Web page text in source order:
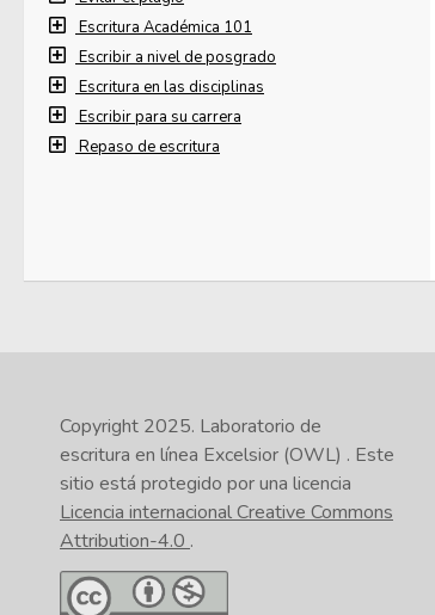
Escritura Académica 101
Escribir a nivel de posgrado
Escritura en las disciplinas
Escribir para su carrera
Repaso de escritura
Copyright 2025. Laboratorio de
escritura en línea Excelsior (OWL) . Este
sitio está protegido por una licencia
Licencia internacional Creative Commons
Attribution-4.0 .